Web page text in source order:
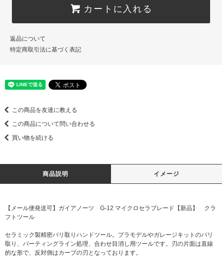
カートに入れる
返品について
特定商取引法に基づく表記
この商品を友達に教える
この商品について問い合わせる
買い物を続ける
商品説明 イメージ
【メール便発送可】ガイアノーツ G-12 マイクロセラブレード【新品】 クラ
フトツール
セラミック製精密バリ取りハンドツール。プラモデルやガレージキットのバリ
取り、パーティングライン処理、合わせ目消し用ツールです。刃の片面は直線
的な形で、反対側はカーブの刃となっております。